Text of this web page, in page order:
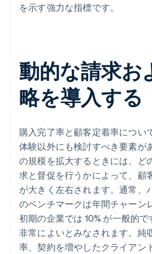
を示す強力な指標です。
動的な請求お
略を導入する
購入完了率と顧客定着率につい
体験以外にも検討すべき要素が
の規模を拡大するときには、ど
求と督促を行うかによって、顧
が大きく左右されます。通常、
のベンチマークは年間チャーン
初期の企業では 10% が一般的
非常によいとみなされます。純
率、契約を増やしたクライアン